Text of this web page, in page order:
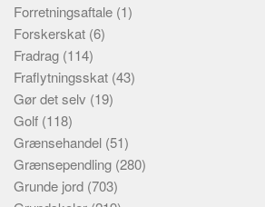
Forretningsaftale (1)
Forskerskat (6)
Fradrag (114)
Fraflytningsskat (43)
Gør det selv (19)
Golf (118)
Grænsehandel (51)
Grænsependling (280)
Grunde jord (703)